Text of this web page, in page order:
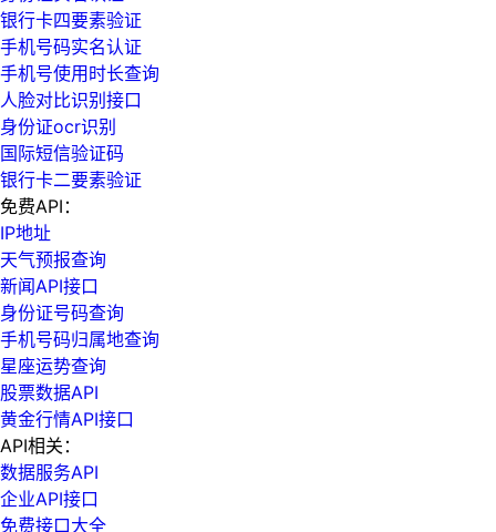
银行卡四要素验证
手机号码实名认证
手机号使用时长查询
人脸对比识别接口
身份证ocr识别
国际短信验证码
银行卡二要素验证
免费API：
IP地址
天气预报查询
新闻API接口
身份证号码查询
手机号码归属地查询
星座运势查询
股票数据API
黄金行情API接口
API相关：
数据服务API
企业API接口
免费接口大全